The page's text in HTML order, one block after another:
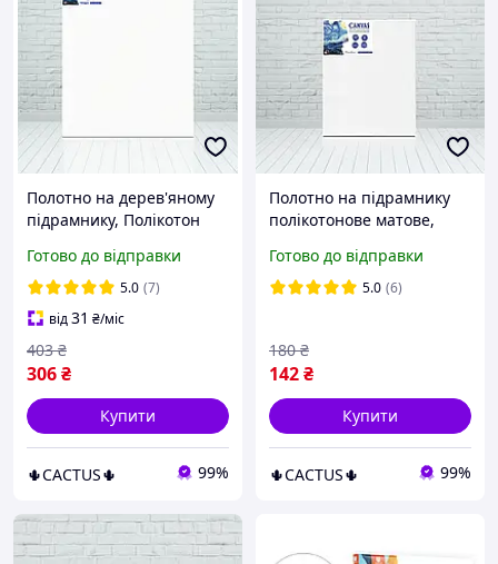
Полотно на дерев'яному
підрамнику, Полікотон
280 г м2, для малювання,
60х80 см
Готово до відправки
5.0 (7)
від31 ₴/міс
306₴
403 ₴
Купити
🌵CACTUS🌵 99%
Полотно на підрамнику
полікотонове матове,
ручної роботи, для
малювання 40x50 см
Готово до відправки
5.0 (6)
142₴
180 ₴
Купити
🌵CACTUS🌵 99%